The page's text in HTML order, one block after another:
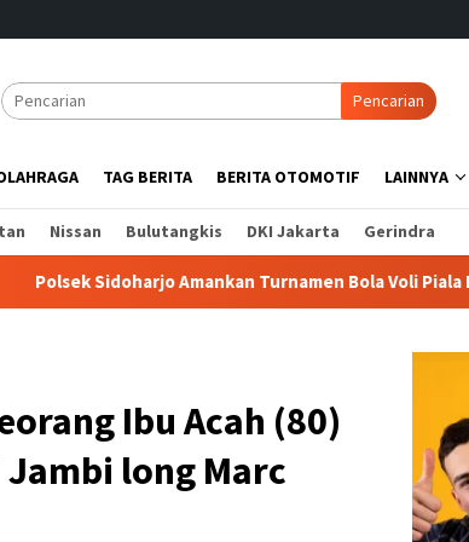
Pencarian
TAG BERITA BERITA OTOMOTIF LAINNYA
Nissan Bulutangkis DKI Jakarta Gerindra
Amankan Turnamen Bola Voli Piala Bupati 2026,
Ibu Acah (80)
long Marc